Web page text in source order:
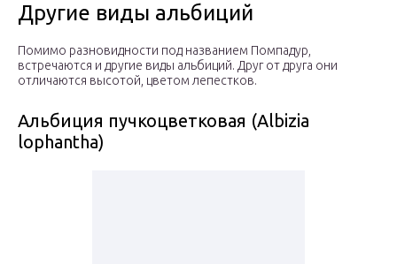
Другие виды альбиций
Помимо разновидности под названием Помпадур,
встречаются и другие виды альбиций. Друг от друга они
отличаются высотой, цветом лепестков.
Альбиция пучкоцветковая (Albizia
lophantha)